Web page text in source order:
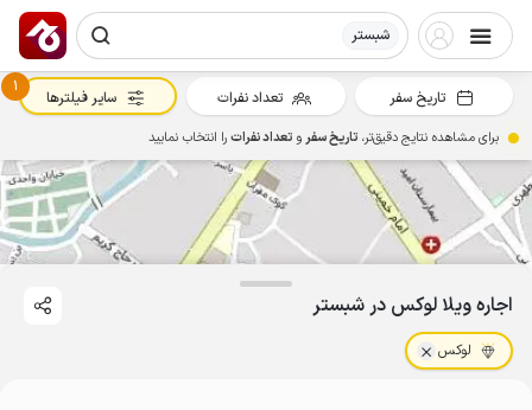
شبستر
اجاره ویلا لوکس در شبستر
لوکس
تاریخ سفر تعداد نفرات
1
سایر فیلترها
برای مشاهده نتایج دقیق‌تر، تاریخ سفرو تعداد نفراترا انتخاب نمایید